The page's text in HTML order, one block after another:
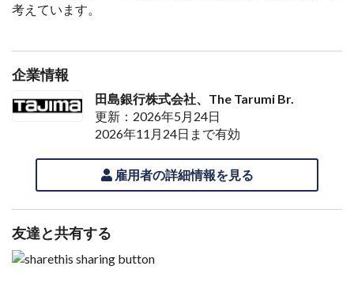
考えています。
企業情報
田島銀行株式会社、The Tarumi Br.
更新：2026年5月24日
2026年11月24日まで有効
雇用者の詳細情報を見る
友達と共有する